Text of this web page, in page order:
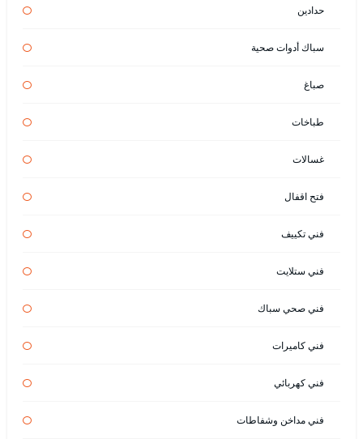
حدادين
سباك أدوات صحية
صباغ
طباخات
غسالات
فتح اقفال
فني تكييف
فني ستلايت
فني صحي سباك
فني كاميرات
فني كهربائي
فني مداخن وشفاطات